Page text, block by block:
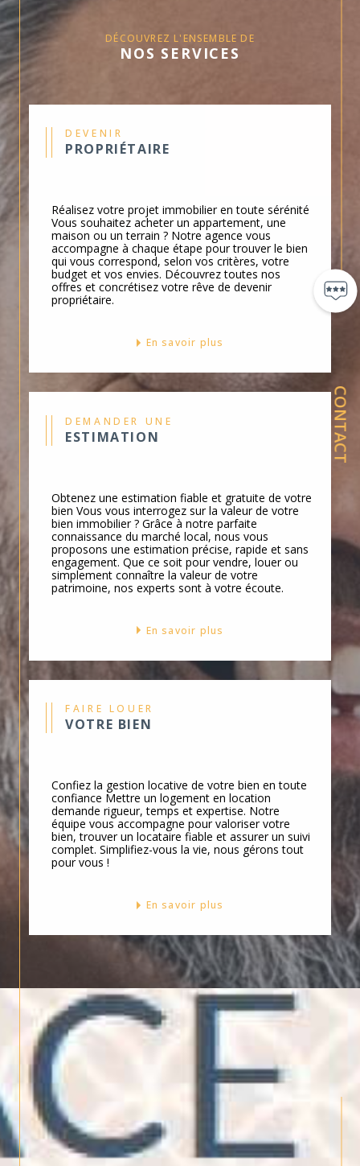
CONTACT
vous proposons des biens soigneusement
sélectionnés sur le secteur.
Pour vendre son bien en toute sérénité,
nous assurons un accompagnement sur
mesure de l'estimation à la signature.
Notre expertise couvre toute vente
immobilière, du premier contact jusqu'à
Nous connaissons parfaitement
l’immobilier Cavaillon et ses environs,
vous garantissant ainsi une approche
personnalisée pour l’achat des biens
immobiliers ou la
de
Location immobilière
Que vous soyez locataire en quête de
votre prochain chez-vous ou propriétaire
les portes. Le marché locatif de Cavaillon
n’a aucun secret pour nous : confiez-nous
vos attentes, nous trouvons les clés de
votre futur.
Gestion locative
votre investissement prend tout son
sens. Déléguer la gestion quotidienne,
revenus. Recherche de locataires sérieux,
gestion administrative, suivi rigoureux :
notre équipe veille sur votre patrimoine
comme si c'était le sien.
Vous envisagez de vendre ou tout
simplement de connaître la valeur de
votre propriété ? L'ESPACE IMMO propose
uneestimation immobilière à Cavaillon
et alentours précise et gratuite. Grâce à
notre estimation immobilière gratuite,
vous pouvez estimer son bien à Cavaillon
de manière fiable. Nos conseillers
réalisent une étude comparative de
marché approfondie pour évaluer son
bien à son juste prix. Vous pouvez
DÉCOUVREZ L'ENSEMBLE DE
NOS SERVICES
DEVENIR
PROPRIÉTAIRE
Réalisez votre projet immobilier en toute sérénité
Vous souhaitez acheter un appartement, une
maison ou un terrain ? Notre agence vous
accompagne à chaque étape pour trouver le bien
qui vous correspond, selon vos critères, votre
budget et vos envies. Découvrez toutes nos
offres et concrétisez votre rêve de devenir
propriétaire.
En savoir plus
DEMANDER UNE
ESTIMATION
Obtenez une estimation fiable et gratuite de votre
bien Vous vous interrogez sur la valeur de votre
bien immobilier ? Grâce à notre parfaite
connaissance du marché local, nous vous
proposons une estimation précise, rapide et sans
engagement. Que ce soit pour vendre, louer ou
simplement connaître la valeur de votre
patrimoine, nos experts sont à votre écoute.
En savoir plus
FAIRE LOUER
VOTRE BIEN
Confiez la gestion locative de votre bien en toute
confiance Mettre un logement en location
demande rigueur, temps et expertise. Notre
équipe vous accompagne pour valoriser votre
bien, trouver un locataire fiable et assurer un suivi
complet. Simplifiez-vous la vie, nous gérons tout
pour vous !
En savoir plus